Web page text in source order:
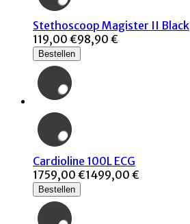
Stethoscoop Magister II Black
119,00 €98,90 €
Bestellen
Cardioline 100L ECG
1759,00 €1499,00 €
Bestellen